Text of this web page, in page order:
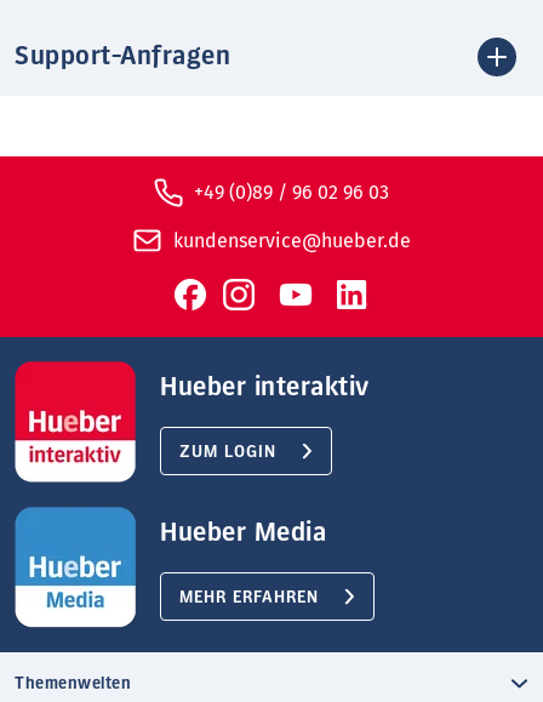
Support-Anfragen
+49 (0)89 / 96 02 96 03
kundenservice@hueber.de
Hueber interaktiv
ZUM LOGIN
Hueber Media
MEHR ERFAHREN
Themenwelten